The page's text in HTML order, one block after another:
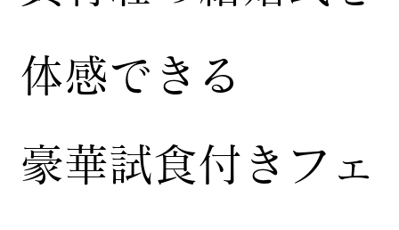
体感できる
豪華試食付きフェ